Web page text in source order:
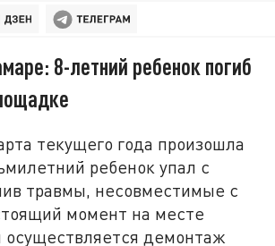
8-летний ребенок погиб
текущего года произошла
ребенок упал с
травмы, несовместимые с
момент на месте
осуществляется демонтаж